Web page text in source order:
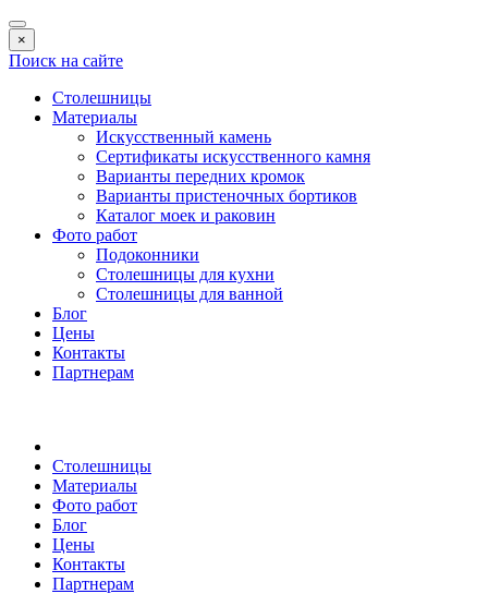
×
Поиск на сайте
Столешницы
Материалы
Искусственный камень
Сертификаты искусственного камня
Варианты передних кромок
Варианты пристеночных бортиков
Каталог моек и раковин
Фото работ
Подоконники
Столешницы для кухни
Столешницы для ванной
Блог
Цены
Контакты
Партнерам
Столешницы
Материалы
Фото работ
Блог
Цены
Контакты
Партнерам